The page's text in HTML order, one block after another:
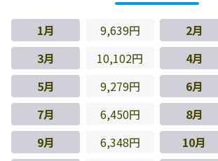
1月 9,639円 2月
3月
10,102円 4月
5月
9,279円 6月
7月
6,450円 8月
9月
6,348円 10月